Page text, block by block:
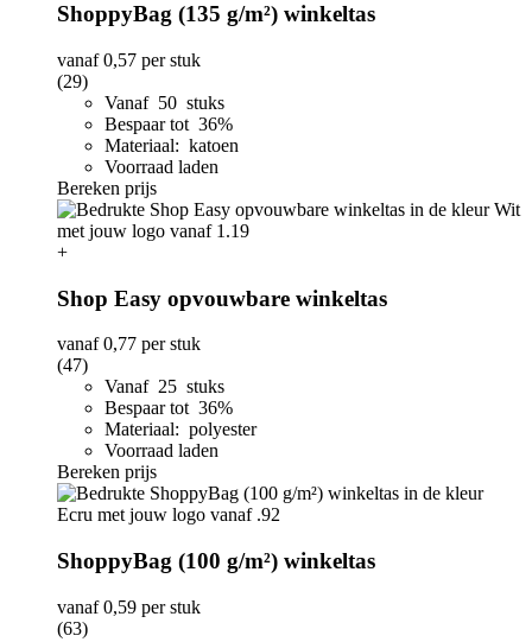
ShoppyBag (135 g/m²) winkeltas
vanaf0,57 per stuk
(29)
Vanaf 50 stuks
Bespaar tot 36%
Materiaal: katoen
Voorraad laden
Bereken prijs
+
Shop Easy opvouwbare winkeltas
vanaf0,77 per stuk
(47)
Vanaf 25 stuks
Bespaar tot 36%
Materiaal: polyester
Voorraad laden
Bereken prijs
ShoppyBag (100 g/m²) winkeltas
vanaf0,59 per stuk
(63)